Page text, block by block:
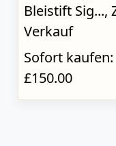
Bleistift Sig...,
Verkauf
Sofort kaufen:
£150.00